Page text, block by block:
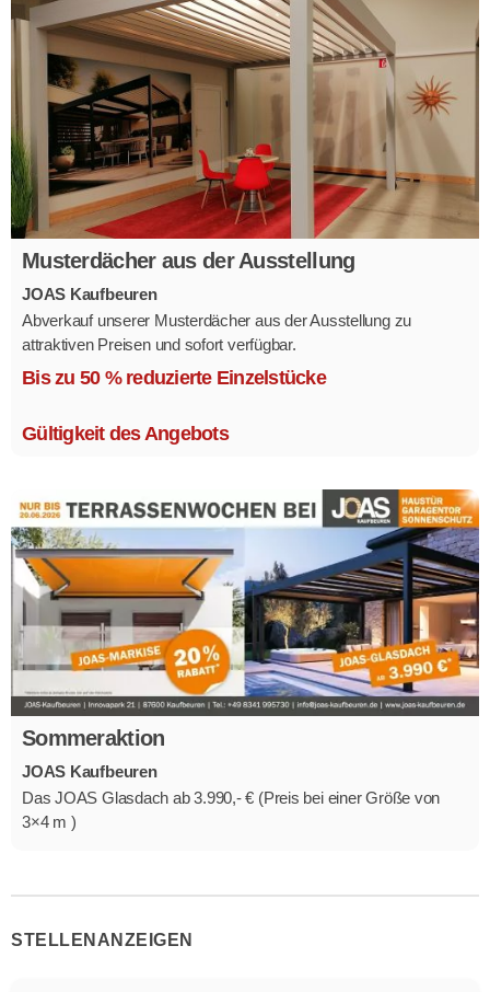
Musterdächer aus der Ausstellung
JOAS Kaufbeuren
Abverkauf unserer Musterdächer aus der Ausstellung zu
attraktiven Preisen und sofort verfügbar.
Mehrere Modelle in verschiedenen Ausführungen.
Bis zu 50 % reduzierte Einzelstücke
Gültigkeit des Angebots
Sommeraktion
JOAS Kaufbeuren
Das JOAS Glasdach ab 3.990,- € (Preis bei einer Größe von
3×4 m )
STELLENANZEIGEN